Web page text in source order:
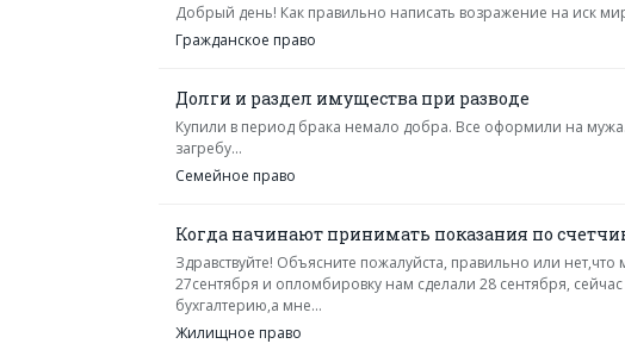
Добрый день! Как правильно написать возражение на иск
Гражданское право
Долги и раздел имущества при разводе
Купили в период брака немало добра. Все оформили на
загребу...
Семейное право
Когда начинают принимать показания по
Здравствуйте! Объясните пожалуйста, правильно или
27сентября и опломбировку нам сделали 28 сентября,
бухгалтерию,а мне...
Жилищное право